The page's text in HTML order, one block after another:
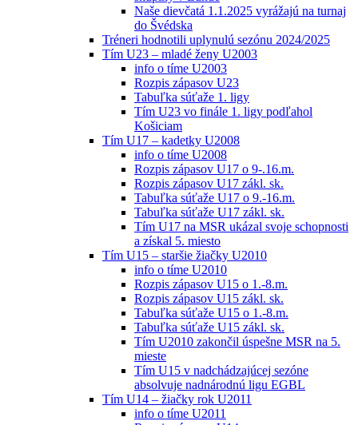
Naše dievčatá 1.1.2025 vyrážajú na turnaj
do Švédska
Tréneri hodnotili uplynulú sezónu 2024/2025
Tím U23 – mladé ženy U2003
info o tíme U2003
Rozpis zápasov U23
Tabuľka súťaže 1. ligy
Tím U23 vo finále 1. ligy podľahol
Košiciam
Tím U17 – kadetky U2008
info o tíme U2008
Rozpis zápasov U17 o 9-.16.m.
Rozpis zápasov U17 zákl. sk.
Tabuľka súťaže U17 o 9.-16.m.
Tabuľka súťaže U17 zákl. sk.
Tím U17 na MSR ukázal svoje schopnosti
a získal 5. miesto
Tím U15 – staršie žiačky U2010
info o tíme U2010
Rozpis zápasov U15 o 1.-8.m.
Rozpis zápasov U15 zákl. sk.
Tabuľka súťaže U15 o 1.-8.m.
Tabuľka súťaže U15 zákl. sk.
Tím U2010 zakončil úspešne MSR na 5.
mieste
Tím U15 v nadchádzajúcej sezóne
absolvuje nadnárodnú ligu EGBL
Tím U14 – žiačky rok U2011
info o tíme U2011